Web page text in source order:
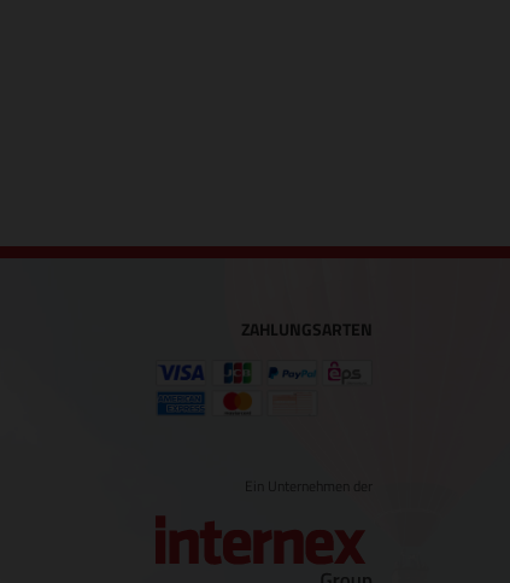
ZAHLUNGSARTEN
Ein Unternehmen der